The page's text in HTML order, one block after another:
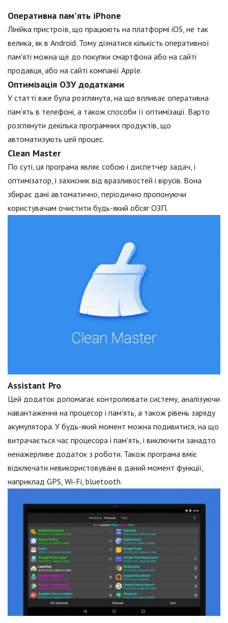
Оперативна пам'ять iPhone
Лінійка пристроїв, що працюють на платформі iOS, не так
велика, як в Android. Тому дізнатися кількість оперативної
пам'яті можна ще до покупки смартфона або на сайті
продавця, або на сайті компанії Apple.
Оптимізація ОЗУ додатками
У статті вже була розглянута, на що впливає оперативна
пам'ять в телефоні, а також способи її оптимізації. Варто
розглянути декілька програмних продуктів, що
автоматизують цей процес.
Clean Master
По суті, ця програма являє собою і диспетчер задач, і
оптимізатор, і захисник від вразливостей і вірусів. Вона
збирає дані автоматично, періодично пропонуючи
користувачам очистити будь-який обсяг ОЗП.
Assistant Pro
Цей додаток допомагає контролювати систему, аналізуючи
навантаження на процесор і пам'ять, а також рівень заряду
акумулятора. У будь-який момент можна подивитися, на що
витрачається час процесора і пам'ять, і виключити занадто
ненажерливе додаток з роботи. Також програма вміє
відключати невикористовувані в даний момент функції,
наприклад GPS, Wi-Fi, bluetooth.